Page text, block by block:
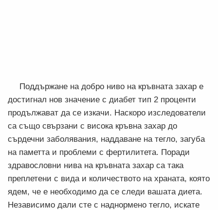
Поддържане на добро ниво на кръвната захар е
достигнал нов значение с диабет тип 2 проценти
продължават да се изкачи. Наскоро изследователи
са също свързани с висока кръвна захар до
сърдечни заболявания, наддаване на тегло, загуба
на паметта и проблеми с фертилитета. Поради
здравословни нива на кръвната захар са така
преплетени с вида и количеството на храната, която
ядем, че е необходимо да се следи вашата диета.
Независимо дали сте с наднормено тегло, искате